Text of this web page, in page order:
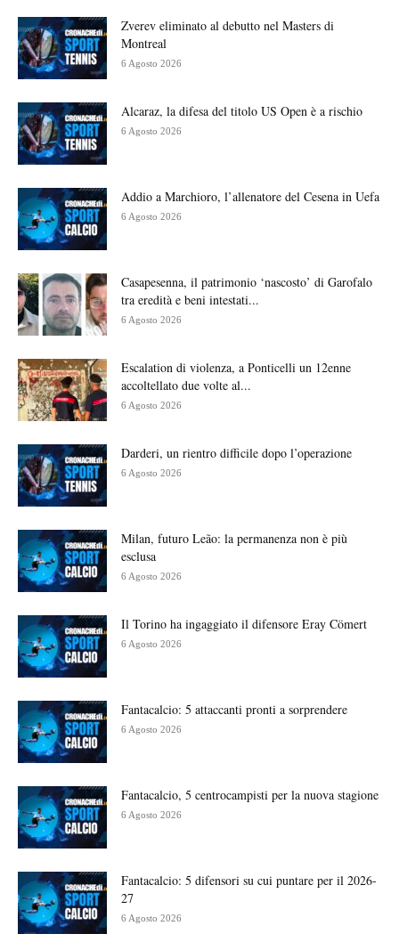
Zverev eliminato al debutto nel Masters di
Montreal
6 Agosto 2026
Alcaraz, la difesa del titolo US Open è a rischio
6 Agosto 2026
Addio a Marchioro, l’allenatore del Cesena in Uefa
6 Agosto 2026
Casapesenna, il patrimonio ‘nascosto’ di Garofalo
tra eredità e beni intestati...
6 Agosto 2026
Escalation di violenza, a Ponticelli un 12enne
accoltellato due volte al...
6 Agosto 2026
Darderi, un rientro difficile dopo l’operazione
6 Agosto 2026
Milan, futuro Leão: la permanenza non è più
esclusa
6 Agosto 2026
Il Torino ha ingaggiato il difensore Eray Cömert
6 Agosto 2026
Fantacalcio: 5 attaccanti pronti a sorprendere
6 Agosto 2026
Fantacalcio, 5 centrocampisti per la nuova stagione
6 Agosto 2026
Fantacalcio: 5 difensori su cui puntare per il 2026-
27
6 Agosto 2026